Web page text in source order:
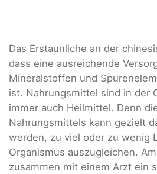
Das Erstaunliche an der
dass eine ausreichende
Mineralstoffen und
ist. Nahrungsmittel sind in der
immer auch Heilmittel. Denn
Nahrungsmittels kann gezielt
werden, zu viel oder zu wenig
Organismus auszugleichen.
zusammen mit einem Arzt ein